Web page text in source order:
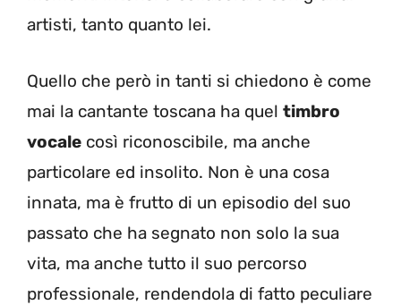
artisti, tanto quanto lei.
Quello che però in tanti si chiedono è come
mai la cantante toscana ha quel timbro
vocale così riconoscibile, ma anche
particolare ed insolito. Non è una cosa
innata, ma è frutto di un episodio del suo
passato che ha segnato non solo la sua
vita, ma anche tutto il suo percorso
professionale, rendendola di fatto peculiare